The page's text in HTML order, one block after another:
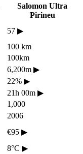
Salomon Ultra
Pirineu
57 ▶
100 km
100km
6,200m ▶
22% ▶
21h 00m ▶
1,000
2006
€95 ▶
8°C ▶